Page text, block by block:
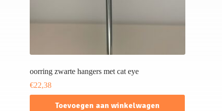
oorring zwarte hangers met cat eye
€22,38
Toevoegen aan winkelwagen